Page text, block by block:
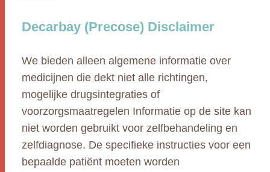
Decarbay (Precose) Disclaimer
We bieden alleen algemene informatie over
medicijnen die dekt niet alle richtingen,
mogelijke drugsintegraties of
voorzorgsmaatregelen Informatie op de site kan
niet worden gebruikt voor zelfbehandeling en
zelfdiagnose. De specifieke instructies voor een
bepaalde patiënt moeten worden